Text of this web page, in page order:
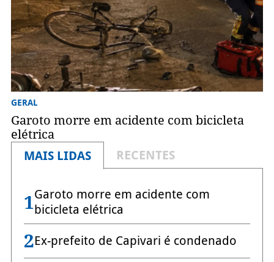
GERAL
Garoto morre em acidente com bicicleta
elétrica
MAIS LIDAS
RECENTES
1Garoto morre em acidente com
bicicleta elétrica
2Ex-prefeito de Capivari é condenado